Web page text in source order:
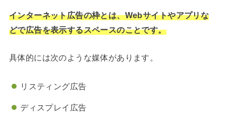
インターネット広告の枠とは、Webサイトやアプリな
どで広告を表示するスペースのことです。
具体的には次のような媒体があります。
リスティング広告
ディスプレイ広告